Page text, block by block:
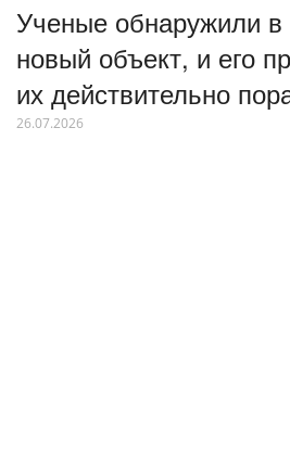
Ученые обнаружили в
новый объект, и его
их действительно
26.07.2026